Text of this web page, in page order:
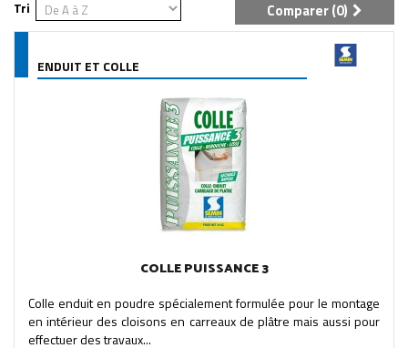
Tri Comparer (0)
ENDUIT ET COLLE
COLLE PUISSANCE 3
Colle enduit en poudre spécialement formulée pour le montage
en intérieur des cloisons en carreaux de plâtre mais aussi pour
effectuer des travaux...